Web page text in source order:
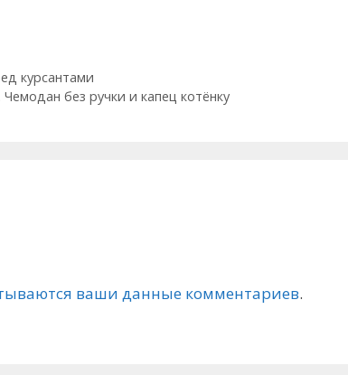
курсантами
без ручки и капец котёнку
ваши данные комментариев.